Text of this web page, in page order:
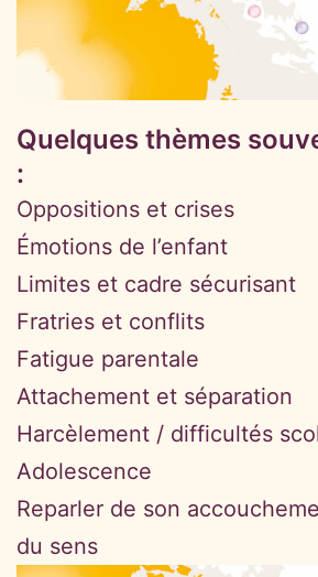
Quelques thèmes
:
Oppositions et crises
Émotions de l’enfant
Limites et cadre sécurisant
Fratries et conflits
Fatigue parentale
Attachement et séparation
Harcèlement / difficultés
Adolescence
Reparler de son
du sens